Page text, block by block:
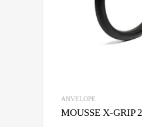
ANVELOPE
MOUSSE X-GRIP